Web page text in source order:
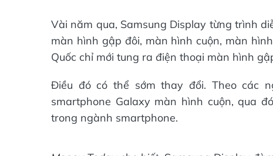
Vài năm qua, Samsung Display từng trình
màn hình gập đôi, màn hình cuộn, màn
Quốc chỉ mới tung ra điện thoại màn hình
Điều đó có thể sớm thay đổi. Theo các
smartphone Galaxy màn hình cuộn, qua
trong ngành smartphone.